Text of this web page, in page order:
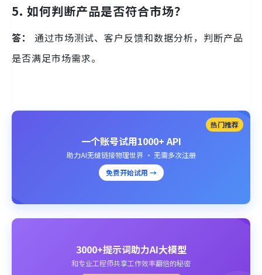
5. 如何判断产品是否符合市场？
答：
通过市场测试、客户反馈和数据分析，判断产品
是否满足市场需求。
热门推荐
一个账号试用1000+ API
助力AI无缝链接物理世界 · 无需多次注册
免费开始试用 →
3000+提示词助力AI大模型
和专业工程师共享工作效率翻倍的秘密